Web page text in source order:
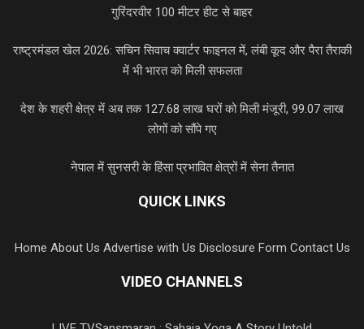
गुरिंदरवीर 100 मीटर हीट से बाहर
राष्ट्रमंडल खेल 2026: सचिन सिवाच क्वार्टर फाइनल में, लंबी कूद और पैरा तैराकी
में भी भारत को मिली सफलता
देश के शहरी क्षेत्र में अब तक 127.68 लाख घरों को मिली मंजूरी, 99.07 लाख
लोगों को सौंपे गए
नेपाल में सुनसरी के हिंसा प्रभावित क्षेत्रों में सेना तैनात
QUICK LINKS
Home About Us Advertise with Us Disclosure Form Contact Us
VIDEO CHANNELS